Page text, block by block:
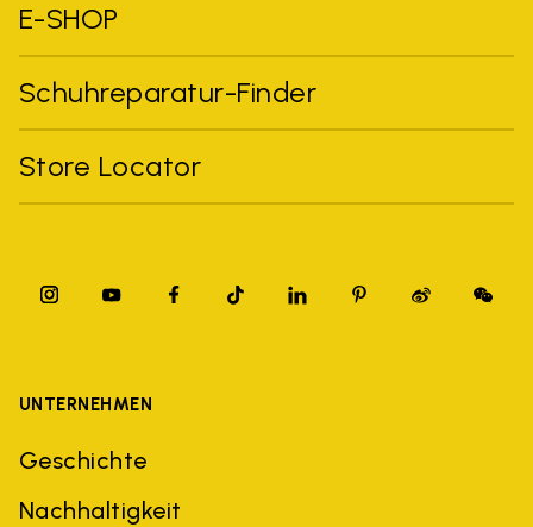
E-SHOP
Schuhreparatur-Finder
Store Locator
UNTERNEHMEN
Geschichte
Nachhaltigkeit